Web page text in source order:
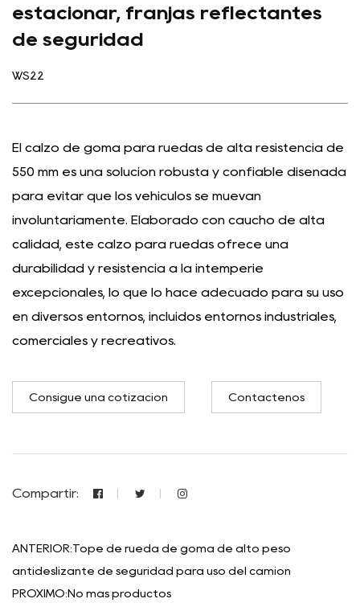
estacionar, franjas reflectantes
de seguridad
WS22
El calzo de goma para ruedas de alta resistencia de
550 mm es una solución robusta y confiable diseñada
para evitar que los vehículos se muevan
involuntariamente. Elaborado con caucho de alta
calidad, este calzo para ruedas ofrece una
durabilidad y resistencia a la intemperie
excepcionales, lo que lo hace adecuado para su uso
en diversos entornos, incluidos entornos industriales,
comerciales y recreativos.
Consigue una cotización Contáctenos
Compartir:
ANTERIOR:Tope de rueda de goma de alto peso
antideslizante de seguridad para uso del camión
PRÓXIMO:No más productos